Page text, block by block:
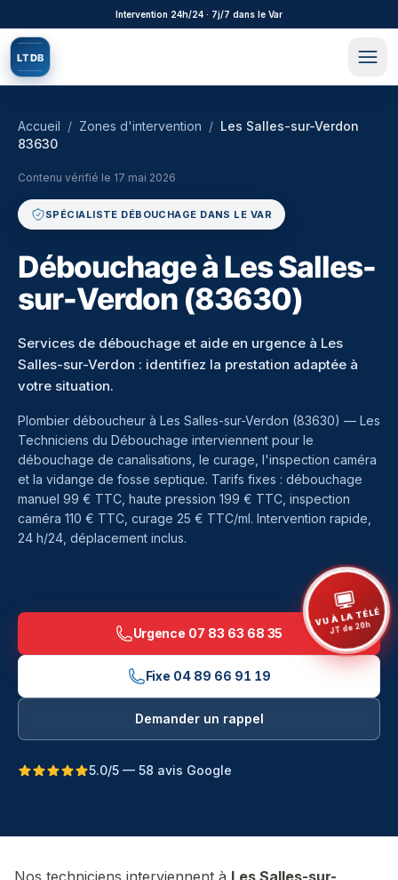
Aller au contenu principalIntervention 24h/24 · 7j/7 dans le Var
LTDB
Accueil / Zones d'intervention / Les Salles-sur-Verdon
83630
Contenu vérifié le 17 mai 2026
SPÉCIALISTE DÉBOUCHAGE DANS LE VAR
Débouchage à Les Salles-
sur-Verdon (83630)
Services de débouchage et aide en urgence à Les
Salles-sur-Verdon : identifiez la prestation adaptée à
votre situation.
Plombier déboucheur à Les Salles-sur-Verdon (83630) — Les
Techniciens du Débouchage interviennent pour le
débouchage de canalisations, le curage, l'inspection caméra
et la vidange de fosse septique. Tarifs fixes : débouchage
manuel 99 € TTC, haute pression 199 € TTC, inspection
caméra 110 € TTC, curage 25 € TTC/ml. Intervention rapide,
24 h/24, déplacement inclus.
Urgence 07 83 63 68 35
Fixe 04 89 66 91 19
VU À LA TÉLÉ
JT de 20h
Demander un rappel
5.0/5 — 58 avis Google
Nos techniciens interviennent à Les Salles-sur-